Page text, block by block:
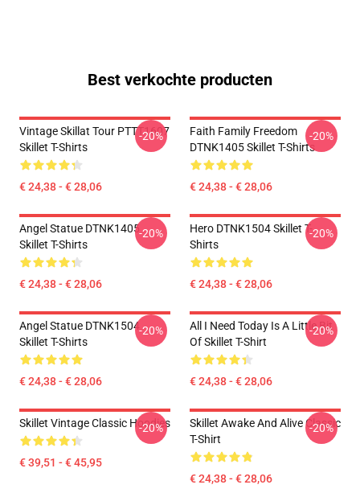
Best verkochte producten
Vintage Skillat Tour PTTT1607
Skillet T-Shirts
€ 24,38 - € 28,06
-20%
Faith Family Freedom
DTNK1405 Skillet T-Shirts
€ 24,38 - € 28,06
-20%
Angel Statue DTNK1405
Skillet T-Shirts
€ 24,38 - € 28,06
-20%
Hero DTNK1504 Skillet T-
Shirts
€ 24,38 - € 28,06
-20%
Angel Statue DTNK1504
Skillet T-Shirts
€ 24,38 - € 28,06
-20%
All I Need Today Is A Little Bit
Of Skillet T-Shirt
€ 24,38 - € 28,06
-20%
Skillet Vintage Classic Hoodies
€ 39,51 - € 45,95
-20%
Skillet Awake And Alive Classic
T-Shirt
€ 24,38 - € 28,06
-20%